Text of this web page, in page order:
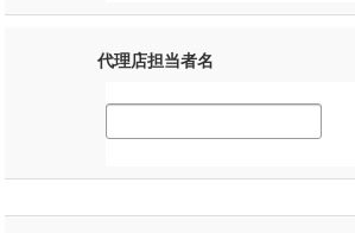
代理店担当者名